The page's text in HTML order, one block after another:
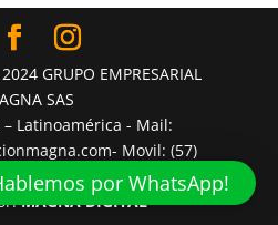
GRUPO EMPRESARIAL
SAS
– Latinoamérica - Mail:
Movil: (57)
MAGNA DIGITAL
por WhatsApp!